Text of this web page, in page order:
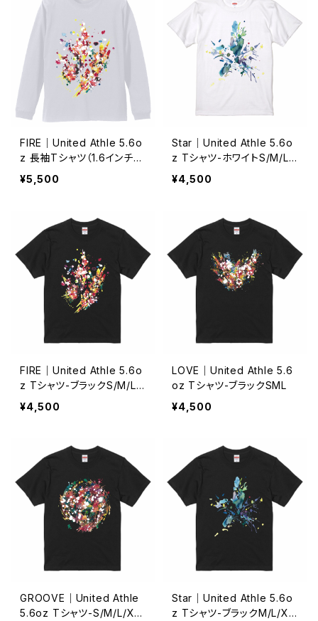
FIRE｜United Athle 5.6o
z 長袖Tシャツ（1.6インチリ
ブ）-ホワイト/S・M・L・XL・X
X｜64435448
¥5,500
Star｜United Athle 5.6o
z Tシャツ-ホワイトS/M/L/
XL/XXL/XXXL
¥4,500
FIRE｜United Athle 5.6o
z Tシャツ-ブラックS/M/L/
XL/XXL/XXXL
¥4,500
LOVE｜United Athle 5.6
oz Tシャツ-ブラックSML
¥4,500
GROOVE｜United Athle
5.6oz Tシャツ-S/M/L/XL/
Star｜United Athle 5.6o
z Tシャツ-ブラックM/L/X